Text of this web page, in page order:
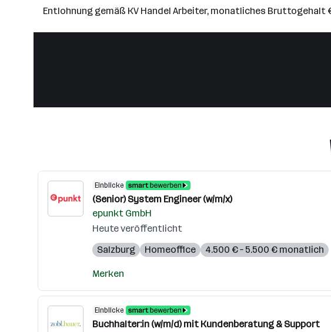
Entlohnung gemäß KV Handel Arbeiter, monatliches Bruttogehalt €
Einblicke
(Senior) System Engineer (w/m/x)
epunkt GmbH
Heute veröffentlicht
Salzburg
Homeoffice 4.500 € – 5.500 € monatlich
Merken
Einblicke
Buchhalter:in (w/m/d) mit Kundenberatung & Support